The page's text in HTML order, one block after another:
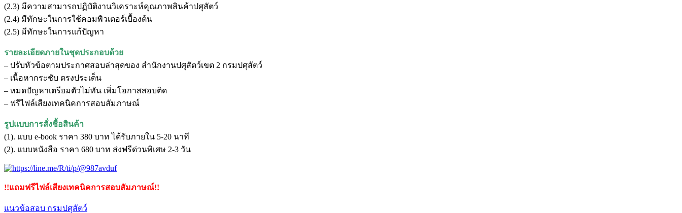
ชิ้น
(2.3) มีความสามารถปฏิบัติงานวิเคราะห์คุณภาพสินค้าปศุสัตว์
(2.4) มีทักษะในการใช้คอมพิวเตอร์เบื้องต้น
(2.5) มีทักษะในการแก้ปัญหา
รายละเอียดภายในชุดประกอบด้วย
– ปรับหัวข้อตามประกาศสอบล่าสุดของ สำนักงานปศุสัตว์เขต 2 กรมปศุสัตว์
– เนื้อหากระชับ ตรงประเด็น
– หมดปัญหาเตรียมตัวไม่ทัน เพิ่มโอกาสสอบติด
– ฟรีไฟล์เสียงเทคนิคการสอบสัมภาษณ์
รูปแบบการสั่งชื้อสินค้า
(1). แบบ e-book ราคา 380 บาท ได้รับภายใน 5-20 นาที
(2). แบบหนังสือ ราคา 680 บาท ส่งฟรีด่วนพิเศษ 2-3 วัน
!!แถมฟรีไฟล์เสียงเทคนิคการสอบสัมภาษณ์!!
แนวข้อสอบ กรมปศุสัตว์